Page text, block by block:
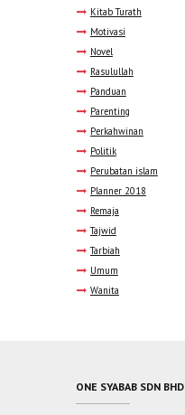
Kitab Turath
Motivasi
Novel
Rasulullah
Panduan
Parenting
Perkahwinan
Politik
Perubatan islam
Planner 2018
Remaja
Tajwid
Tarbiah
Umum
Wanita
ONE SYABAB SDN BHD